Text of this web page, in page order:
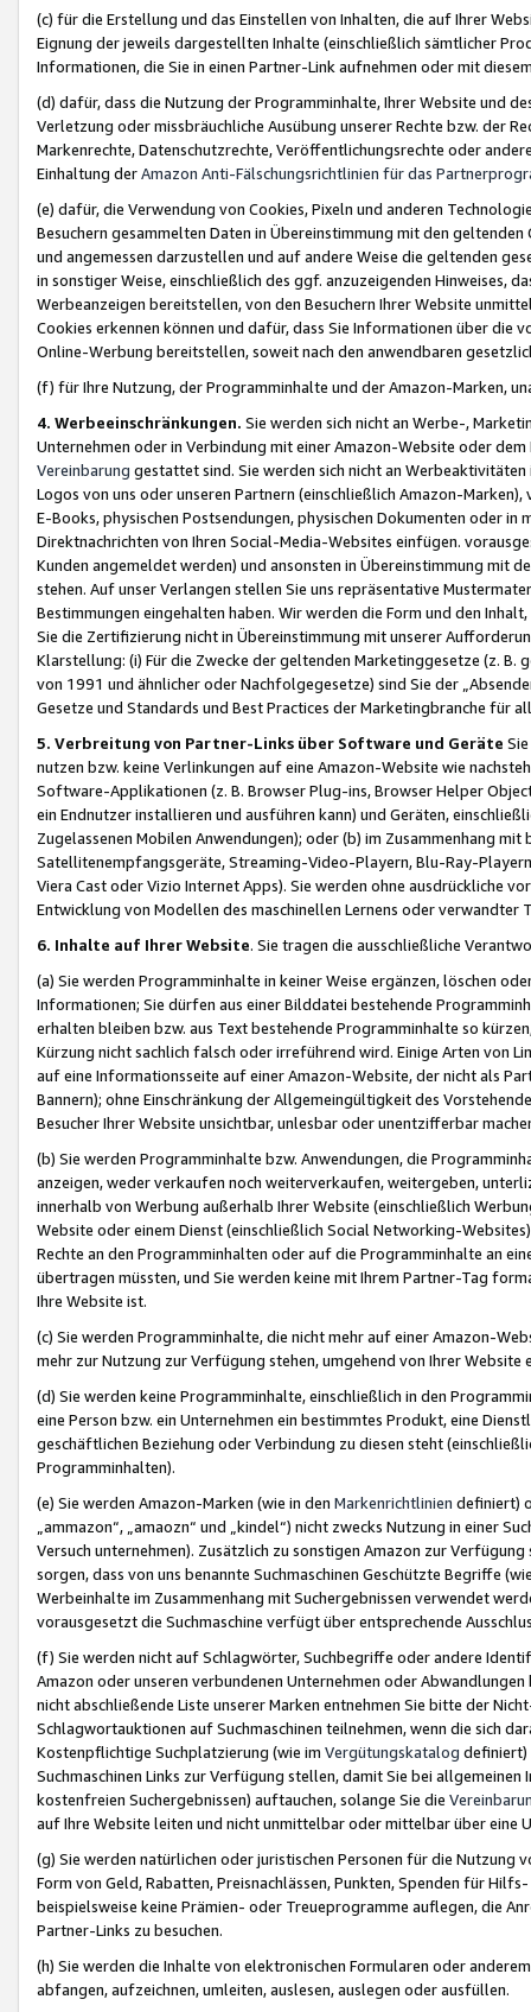
(c) für die Erstellung und das Einstellen von Inhalten, die auf Ihrer
Eignung der jeweils dargestellten Inhalte (einschließlich sämtlicher
Informationen, die Sie in einen Partner-Link aufnehmen oder mit
(d) dafür, dass die Nutzung der Programminhalte, Ihrer Website und
Verletzung oder missbräuchliche Ausübung unserer Rechte bzw. der
Markenrechte, Datenschutzrechte, Veröffentlichungsrechte oder
Einhaltung derAmazon Anti-Fälschungsrichtlinien für das
(e) dafür, die Verwendung von Cookies, Pixeln und anderen
Besuchern gesammelten Daten in Übereinstimmung mit den
und angemessen darzustellen und auf andere Weise die geltenden
in sonstiger Weise, einschließlich des ggf. anzuzeigenden Hinweises,
Werbeanzeigen bereitstellen, von den Besuchern Ihrer Website
Cookies erkennen können und dafür, dass Sie Informationen über die
Online-Werbung bereitstellen, soweit nach den anwendbaren
(f) für Ihre Nutzung, der Programminhalte und der Amazon-Marken,
4. Werbeeinschränkungen. Sie werden sich nicht an Werbe-,
Unternehmen oder in Verbindung mit einer Amazon-Website oder
Vereinbarung gestattet sind. Sie werden sich nicht an
Logos von uns oder unseren Partnern (einschließlich Amazon-
E-Books, physischen Postsendungen, physischen Dokumenten oder in
Direktnachrichten von Ihren Social-Media-Websites einfügen.
Kunden angemeldet werden) und ansonsten in Übereinstimmung mit
stehen. Auf unser Verlangen stellen Sie uns repräsentative
Bestimmungen eingehalten haben. Wir werden die Form und den
Sie die Zertifizierung nicht in Übereinstimmung mit unserer
Klarstellung: (i) Für die Zwecke der geltenden Marketinggesetze (z. B.
von 1991 und ähnlicher oder Nachfolgegesetze) sind Sie der
Gesetze und Standards und Best Practices der Marketingbranche für
5. Verbreitung von Partner-Links über Software und Geräte
nutzen bzw. keine Verlinkungen auf eine Amazon-Website wie
Software-Applikationen (z. B. Browser Plug-ins, Browser Helper
ein Endnutzer installieren und ausführen kann) und Geräten,
Zugelassenen Mobilen Anwendungen); oder (b) im Zusammenhang
Satellitenempfangsgeräte, Streaming-Video-Playern, Blu-Ray-
Viera Cast oder Vizio Internet Apps). Sie werden ohne ausdrückliche
Entwicklung von Modellen des maschinellen Lernens oder
6. Inhalte auf Ihrer Website. Sie tragen die ausschließliche
(a) Sie werden Programminhalte in keiner Weise ergänzen, löschen
Informationen; Sie dürfen aus einer Bilddatei bestehende
erhalten bleiben bzw. aus Text bestehende Programminhalte so
Kürzung nicht sachlich falsch oder irreführend wird. Einige Arten von
auf eine Informationsseite auf einer Amazon-Website, der nicht als
Bannern); ohne Einschränkung der Allgemeingültigkeit des
Besucher Ihrer Website unsichtbar, unlesbar oder unentzifferbar
(b) Sie werden Programminhalte bzw. Anwendungen, die
anzeigen, weder verkaufen noch weiterverkaufen, weitergeben,
innerhalb von Werbung außerhalb Ihrer Website (einschließlich
Website oder einem Dienst (einschließlich Social Networking-
Rechte an den Programminhalten oder auf die Programminhalte an
übertragen müssten, und Sie werden keine mit Ihrem Partner-Tag
Ihre Website ist.
(c) Sie werden Programminhalte, die nicht mehr auf einer Amazon-
mehr zur Nutzung zur Verfügung stehen, umgehend von Ihrer
(d) Sie werden keine Programminhalte, einschließlich in den
eine Person bzw. ein Unternehmen ein bestimmtes Produkt, eine
geschäftlichen Beziehung oder Verbindung zu diesen steht
Programminhalten).
(e) Sie werden Amazon-Marken (wie in den Markenrichtlinien definiert)
„ammazon“, „amaozn“ und „kindel“) nicht zwecks Nutzung in einer
Versuch unternehmen). Zusätzlich zu sonstigen Amazon zur
sorgen, dass von uns benannte Suchmaschinen Geschützte Begriffe
Werbeinhalte im Zusammenhang mit Suchergebnissen verwendet
vorausgesetzt die Suchmaschine verfügt über entsprechende
(f) Sie werden nicht auf Schlagwörter, Suchbegriffe oder andere
Amazon oder unseren verbundenen Unternehmen oder
nicht abschließende Liste unserer Marken entnehmen Sie bitte der
Schlagwortauktionen auf Suchmaschinen teilnehmen, wenn die sich
Kostenpflichtige Suchplatzierung (wie im Vergütungskatalog definiert)
Suchmaschinen Links zur Verfügung stellen, damit Sie bei
kostenfreien Suchergebnissen) auftauchen, solange Sie die
auf Ihre Website leiten und nicht unmittelbar oder mittelbar über eine
(g) Sie werden natürlichen oder juristischen Personen für die Nutzung
Form von Geld, Rabatten, Preisnachlässen, Punkten, Spenden für
beispielsweise keine Prämien- oder Treueprogramme auflegen, die
Partner-Links zu besuchen.
(h) Sie werden die Inhalte von elektronischen Formularen oder
abfangen, aufzeichnen, umleiten, auslesen, auslegen oder ausfüllen.